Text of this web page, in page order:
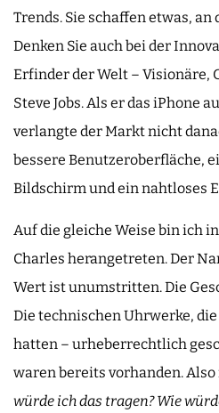
Trends. Sie schaffen etwas,
Denken Sie auch bei der
Erfinder der Welt – Visionäre,
Steve Jobs. Als er das iPhone
verlangte der Markt nicht
bessere Benutzeroberfläche,
Bildschirm und ein nahtloses
Auf die gleiche Weise bin ich
Charles herangetreten. Der
Wert ist unumstritten. Die
Die technischen Uhrwerke,
hatten – urheberrechtlich
waren bereits vorhanden.
würde ich das tragen? Wie